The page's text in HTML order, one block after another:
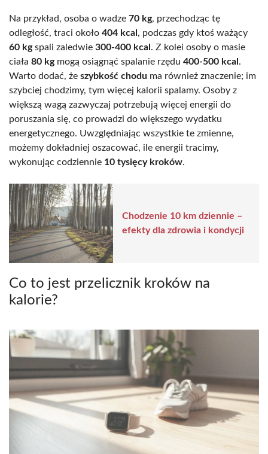
Na przykład, osoba o wadze 70 kg, przechodząc tę
odległość, traci około 404 kcal , podczas gdy ktoś ważący
60 kgspali zaledwie 300-400 kcal . Z kolei osoby o masie
ciała 80 kgmogą osiągnąć spalanie rzędu 400-500 kcal .
Warto dodać, że szybkość chodu ma również znaczenie; im
szybciej chodzimy, tym więcej kalorii spalamy. Osoby z
większą wagą zazwyczaj potrzebują więcej energii do
poruszania się, co prowadzi do większego wydatku
energetycznego. Uwzględniając wszystkie te zmienne,
możemy dokładniej oszacować, ile energii tracimy,
wykonując codziennie 10 tysięcy kroków.
Chodzenie 10 km dziennie –
efekty dla zdrowia i kondycji
Co to jest przelicznik kroków na
kalorie?